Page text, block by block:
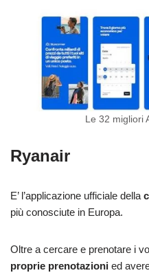
Le 32 migliori
Ryanair
E’ l’applicazione ufficiale della
più conosciute in Europa.
Oltre a cercare e prenotare i
proprie prenotazioni ed